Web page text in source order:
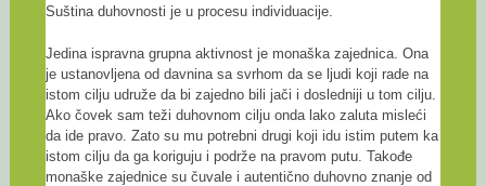
Suština duhovnosti je u procesu individuacije.
Jedina ispravna grupna aktivnost je monaška zajednica. Ona
je ustanovljena od davnina sa svrhom da se ljudi koji rade na
istom cilju udruže da bi zajedno bili jači i dosledniji u tom cilju.
Ako čovek sam teži duhovnom cilju onda lako zaluta misleći
da ide pravo. Zato su mu potrebni drugi koji idu istim putem ka
istom cilju da ga koriguju i podrže na pravom putu. Takođe
monaške zajednice su čuvale i autentično duhovno znanje od